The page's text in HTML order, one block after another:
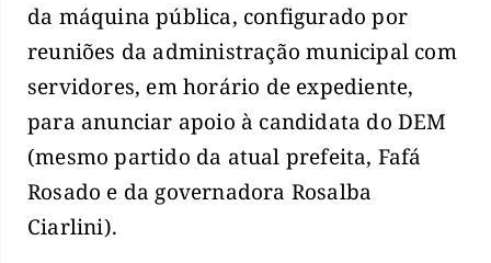
da máquina pública, configurado por
reuniões da administração municipal com
servidores, em horário de expediente,
para anunciar apoio à candidata do DEM
(mesmo partido da atual prefeita, Fafá
Rosado e da governadora Rosalba
Ciarlini).